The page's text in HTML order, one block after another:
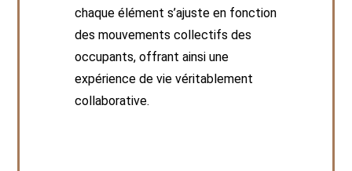
chaque élément s’ajuste en fonction
des mouvements collectifs des
occupants, offrant ainsi une
expérience de vie véritablement
collaborative.